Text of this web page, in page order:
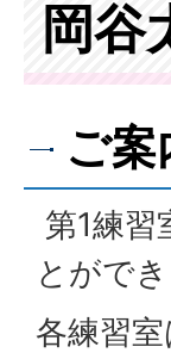
岡谷
ご案
第1練習
とができ
各練習